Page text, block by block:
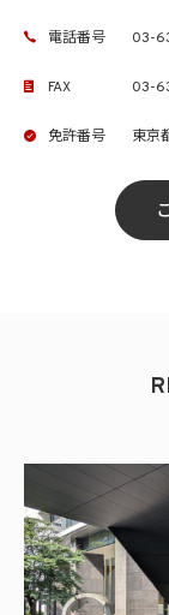
電話番号 03-
FAX 03-
免許番号 東京